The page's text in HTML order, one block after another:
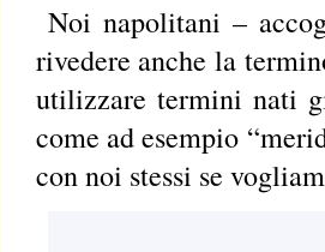
Noi napolitani –
rivedere anche la
utilizzare termini nati
come ad esempio
con noi stessi se